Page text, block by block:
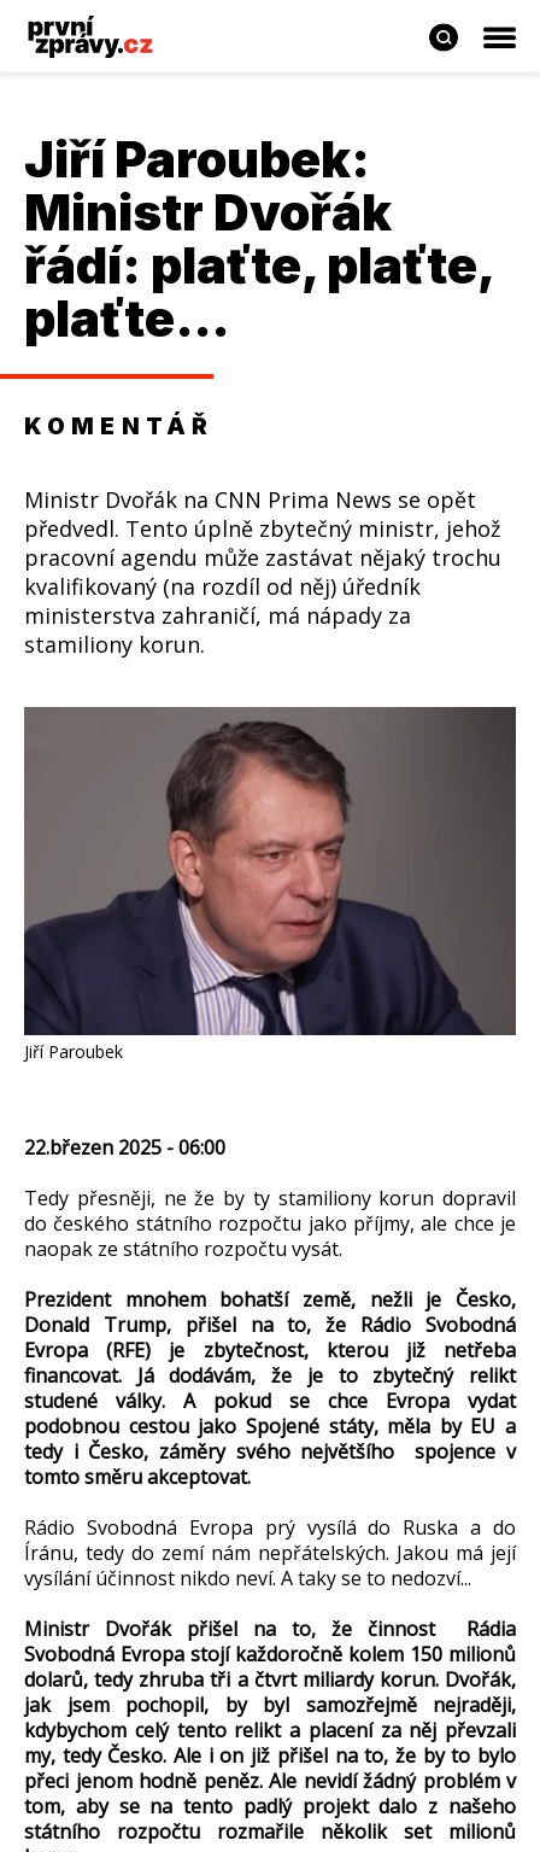
Jiří Paroubek:
Ministr Dvořák
řádí: plaťte, plaťte,
plaťte…
KOMENTÁŘ
Ministr Dvořák na CNN Prima News se opět
předvedl. Tento úplně zbytečný ministr, jehož
pracovní agendu může zastávat nějaký trochu
kvalifikovaný (na rozdíl od něj) úředník
ministerstva zahraničí, má nápady za
stamiliony korun.
Jiří Paroubek
22.březen 2025 - 06:00
Tedy přesněji, ne že by ty stamiliony korun dopravil
do českého státního rozpočtu jako příjmy, ale chce je
naopak ze státního rozpočtu vysát.
Prezident mnohem bohatší země, nežli je Česko,
Donald Trump, přišel na to, že Rádio Svobodná
Evropa (RFE) je zbytečnost, kterou již netřeba
financovat. Já dodávám, že je to zbytečný relikt
studené války. A pokud se chce Evropa vydat
podobnou cestou jako Spojené státy, měla by EU a
tedy i Česko, záměry svého největšího spojence v
tomto směru akceptovat.
Rádio Svobodná Evropa prý vysílá do Ruska a do
Íránu, tedy do zemí nám nepřátelských. Jakou má její
vysílání účinnost nikdo neví. A taky se to nedozví...
Ministr Dvořák přišel na to, že činnost Rádia
Svobodná Evropa stojí každoročně kolem 150 milionů
dolarů, tedy zhruba tři a čtvrt miliardy korun. Dvořák,
jak jsem pochopil, by byl samozřejmě nejraději,
kdybychom celý tento relikt a placení za něj převzali
my, tedy Česko. Ale i on již přišel na to, že by to bylo
přeci jenom hodně peněz. Ale nevidí žádný problém v
tom, aby se na tento padlý projekt dalo z našeho
státního rozpočtu rozmařile několik set milionů